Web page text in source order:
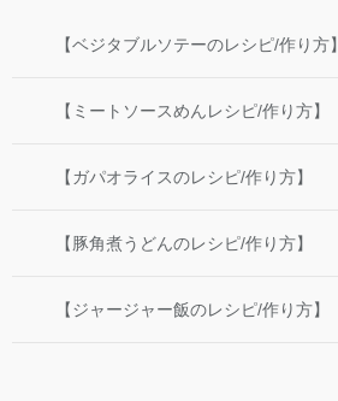
【ベジタブルソテーのレシピ/作り方】
【ミートソースめんレシピ/作り方】
【ガパオライスのレシピ/作り方】
【豚角煮うどんのレシピ/作り方】
【ジャージャー飯のレシピ/作り方】